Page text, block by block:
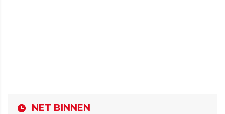
NET BINNEN